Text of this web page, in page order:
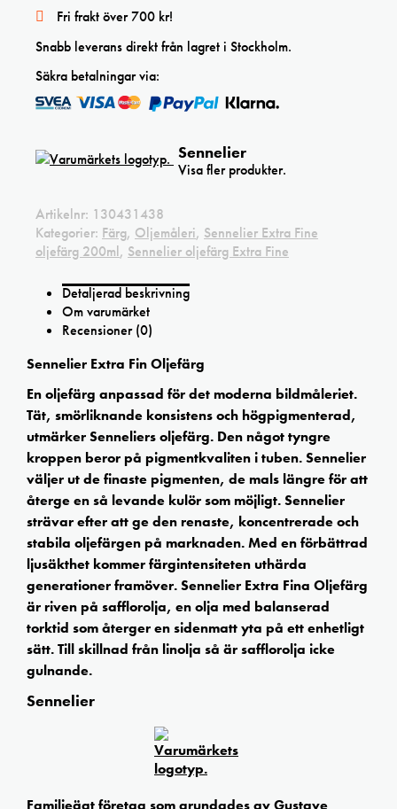
Sepia
mängdFri frakt över 700 kr!
Snabb leverans direkt från lagret i Stockholm.
Säkra betalningar via:
Sennelier
Visa fler produkter.
Artikelnr: 130431438
Kategorier: Färg, Oljemåleri, Sennelier Extra Fine
oljefärg 200ml, Sennelier oljefärg Extra Fine
Detaljerad beskrivning
Om varumärket
Recensioner (0)
Sennelier Extra Fin Oljefärg
En oljefärg anpassad för det moderna bildmåleriet.
Tät, smörliknande konsistens och högpigmenterad,
utmärker Senneliers oljefärg. Den något tyngre
kroppen beror på pigmentkvaliten i tuben. Sennelier
väljer ut de finaste pigmenten, de mals längre för att
återge en så levande kulör som möjligt. Sennelier
strävar efter att ge den renaste, koncentrerade och
stabila oljefärgen på marknaden. Med en förbättrad
ljusäkthet kommer färgintensiteten uthärda
generationer framöver. Sennelier Extra Fina Oljefärg
är riven på safflorolja, en olja med balanserad
torktid som återger en sidenmatt yta på ett enhetligt
sätt. Till skillnad från linolja så är safflorolja icke
gulnande.
Sennelier
Familjeägt företag som grundades av Gustave